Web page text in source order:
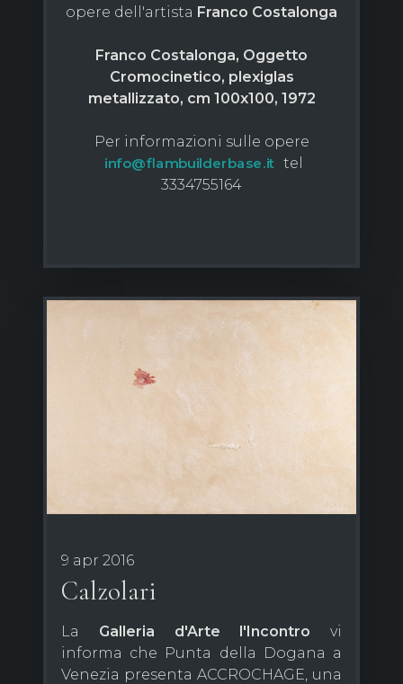
opere dell'artista Franco Costalonga
Franco Costalonga, Oggetto
Cromocinetico, plexiglas
metallizzato, cm 100x100, 1972
Per informazioni sulle opere
info@flambuilderbase.it tel
3334755164
9 apr 2016
Calzolari
La Galleria d'Arte l'Incontro vi
informa che Punta della Dogana a
Venezia presenta ACCROCHAGE, una